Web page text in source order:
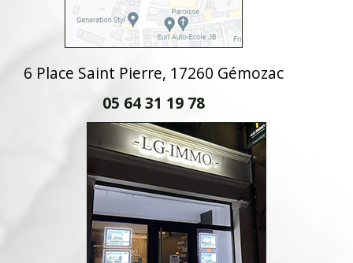
6 Place Saint Pierre, 17260 Gémozac
05 64 31 19 78